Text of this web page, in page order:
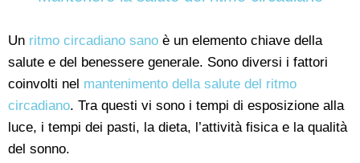
Un ritmo circadiano sano è un elemento chiave della
salute e del benessere generale. Sono diversi i fattori
coinvolti nel mantenimento della salute del ritmo
circadiano. Tra questi vi sono i tempi di esposizione alla
luce, i tempi dei pasti, la dieta, l’attività fisica e la qualità
del sonno.